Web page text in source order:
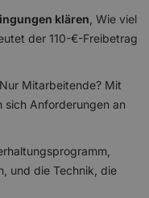
klären , Wie viel
der 110-€-Freibetrag
, Nur Mitarbeitende? Mit
sich Anforderungen an
und die Technik, die